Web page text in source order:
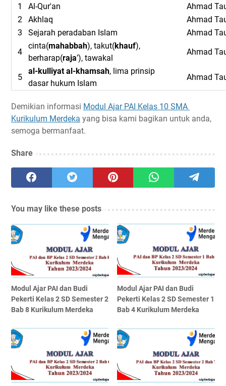
1
Al-Qur'an
Ahmad
2
Akhlaq
Ahmad
3
Sejarah peradaban Islam
Ahmad
4
cinta(mahabbah), takut(khauf),
berharap(raja’), tawakal
Ahmad
5
al-kulliyat al-khamsah, lima prinsip
dasar hukum Islam
Ahmad
Demikian informasi Modul Ajar PAI Kelas 10 SMA
Kurikulum Merdeka yang bisa kami bagikan untuk anda,
semoga bermanfaat.
Share
You may like these posts
Modul Ajar PAI dan Budi
Pekerti Kelas 2 SD Semester 2
Bab 8 Kurikulum Merdeka
Modul Ajar PAI dan Budi
Pekerti Kelas 2 SD Semester 1
Bab 4 Kurikulum Merdeka